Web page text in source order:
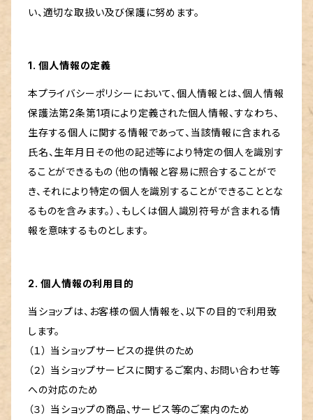
い、適切な取扱い及び保護に努めます。
1. 個人情報の定義
本プライバシーポリシーにおいて、個人情報とは、個人情報
保護法第2条第1項により定義された個人情報、すなわち、
生存する個人に関する情報であって、当該情報に含まれる
氏名、生年月日その他の記述等により特定の個人を識別す
ることができるもの（他の情報と容易に照合することがで
き、それにより特定の個人を識別することができることとな
るものを含みます。）、もしくは個人識別符号が含まれる情
報を意味するものとします。
2. 個人情報の利用目的
当ショップは、お客様の個人情報を、以下の目的で利用致
します。
（１） 当ショップサービスの提供のため
（２） 当ショップサービスに関するご案内、お問い合わせ等
への対応のため
（３） 当ショップの商品、サービス等のご案内のため